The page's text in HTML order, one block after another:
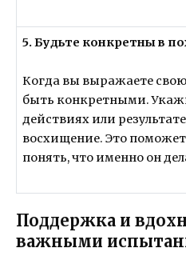
5. Будьте конкретны в
Когда вы выражаете свою
быть конкретными.
действиях или
восхищение. Это
понять, что именно он
Поддержка и
важными